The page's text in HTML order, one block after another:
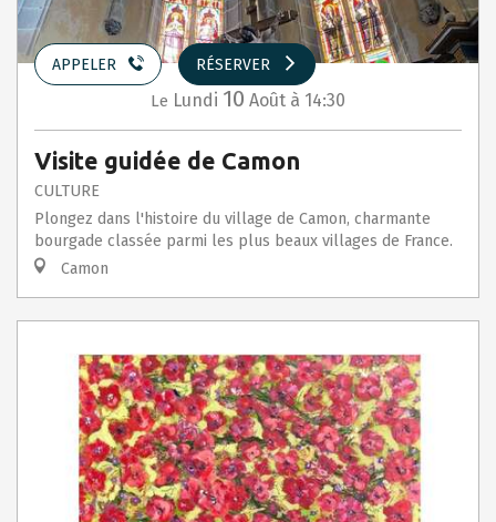
APPELER RÉSERVER
Le Lundi 10 Août à 14:30
Visite guidée de Camon
CULTURE
Plongez dans l'histoire du village de Camon, charmante
bourgade classée parmi les plus beaux villages de France.
Camon